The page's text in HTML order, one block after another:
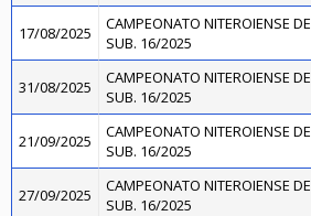
17/08/2025
CAMPEONATO NITEROIENSE
SUB. 16/2025
31/08/2025
CAMPEONATO NITEROIENSE
SUB. 16/2025
21/09/2025
CAMPEONATO NITEROIENSE
SUB. 16/2025
27/09/2025
CAMPEONATO NITEROIENSE
SUB. 16/2025